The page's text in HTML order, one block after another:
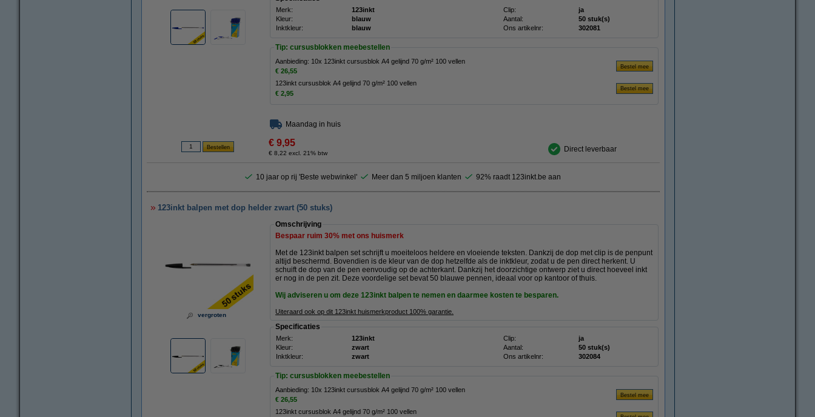
Merk: 123inkt Clip:
ja
Kleur:
blauw Aantal:
50 stuk(s)
Inktkleur:
blauw Ons artikelnr: 302081
Tip: cursusblokken meebestellen
Aanbieding: 10x 123inkt cursusblok A4 gelijnd 70 g/m² 100 vellen
€ 26,55
123inkt cursusblok A4 gelijnd 70 g/m² 100 vellen
€ 2,95
Maandag in huis
€ 9,95
€ 8,22 excl. 21% btw Direct leverbaar
10 jaar op rij 'Beste webwinkel' Meer dan 5 miljoen klanten 92% raadt 123inkt.be aan
123inkt balpen met dop helder zwart (50 stuks)
vergroten
Omschrijving
Bespaar ruim 30% met ons huismerk
Met de 123inkt balpen set schrijft u moeiteloos heldere en vloeiende teksten. Dankzij de dop met clip is de penpunt
altijd beschermd. Bovendien is de kleur van de dop hetzelfde als de inktkleur, zodat u de pen direct herkent. U
schuift de dop van de pen eenvoudig op de achterkant. Dankzij het doorzichtige ontwerp ziet u direct hoeveel inkt
er nog in de pen zit. Deze voordelige set bevat 50 blauwe pennen, ideaal voor op kantoor of thuis.
Wij adviseren u om deze 123inkt balpen te nemen en daarmee kosten te besparen.
Uiteraard ook op dit 123inkt huismerkproduct 100% garantie.
Specificaties
Merk: 123inkt Clip:
ja
Kleur:
zwart Aantal:
50 stuk(s)
Inktkleur:
zwart Ons artikelnr: 302084
Tip: cursusblokken meebestellen
Aanbieding: 10x 123inkt cursusblok A4 gelijnd 70 g/m² 100 vellen
€ 26,55
123inkt cursusblok A4 gelijnd 70 g/m² 100 vellen